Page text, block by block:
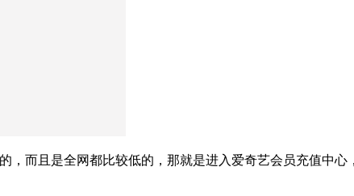
而且是全网都比较低的，那就是进入爱奇艺会员充值中